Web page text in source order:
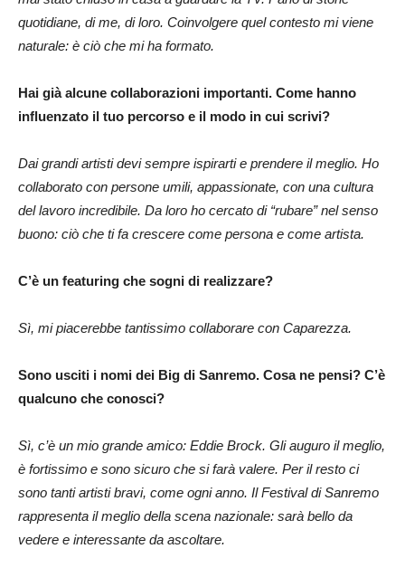
quotidiane, di me, di loro. Coinvolgere quel contesto mi viene
naturale: è ciò che mi ha formato.
Hai già alcune collaborazioni importanti. Come hanno
influenzato il tuo percorso e il modo in cui scrivi?
Dai grandi artisti devi sempre ispirarti e prendere il meglio. Ho
collaborato con persone umili, appassionate, con una cultura
del lavoro incredibile. Da loro ho cercato di “rubare” nel senso
buono: ciò che ti fa crescere come persona e come artista.
C’è un featuring che sogni di realizzare?
Sì, mi piacerebbe tantissimo collaborare con Caparezza.
Sono usciti i nomi dei Big di Sanremo. Cosa ne pensi? C’è
qualcuno che conosci?
Sì, c’è un mio grande amico: Eddie Brock. Gli auguro il meglio,
è fortissimo e sono sicuro che si farà valere. Per il resto ci
sono tanti artisti bravi, come ogni anno. Il Festival di Sanremo
rappresenta il meglio della scena nazionale: sarà bello da
vedere e interessante da ascoltare.